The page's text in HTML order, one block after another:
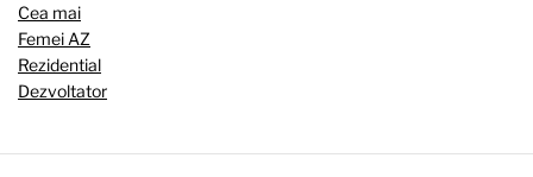
Cea mai
Femei AZ
Rezidential
Dezvoltator